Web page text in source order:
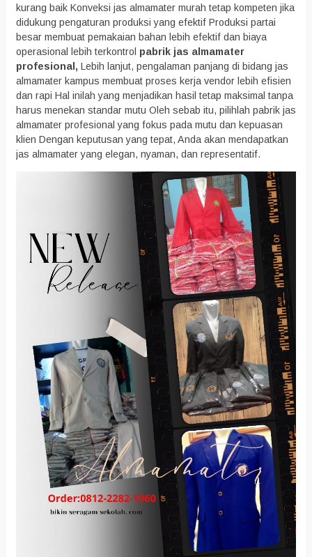
kurang baik Konveksi jas almamater murah tetap kompeten jika
didukung pengaturan produksi yang efektif Produksi partai
besar membuat pemakaian bahan lebih efektif dan biaya
operasional lebih terkontrol pabrik jas almamater
profesional, Lebih lanjut, pengalaman panjang di bidang jas
almamater kampus membuat proses kerja vendor lebih efisien
dan rapi Hal inilah yang menjadikan hasil tetap maksimal tanpa
harus menekan standar mutu Oleh sebab itu, pilihlah pabrik jas
almamater profesional yang fokus pada mutu dan kepuasan
klien Dengan keputusan yang tepat, Anda akan mendapatkan
jas almamater yang elegan, nyaman, dan representatif.